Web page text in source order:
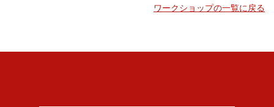
ワークショップの一覧に戻る